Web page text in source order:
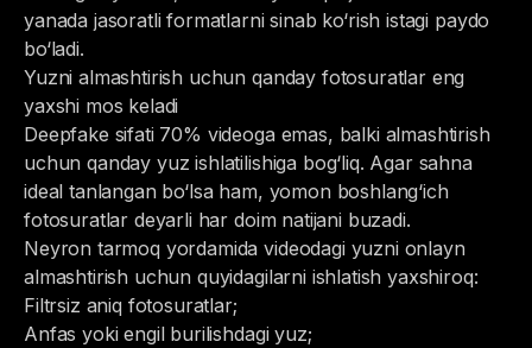
yanada jasoratli formatlarni sinab ko‘rish istagi paydo
bo‘ladi.
Yuzni almashtirish uchun qanday fotosuratlar eng
yaxshi mos keladi
Deepfake sifati 70% videoga emas, balki almashtirish
uchun qanday yuz ishlatilishiga bog‘liq. Agar sahna
ideal tanlangan bo‘lsa ham, yomon boshlang‘ich
fotosuratlar deyarli har doim natijani buzadi.
Neyron tarmoq yordamida videodagi yuzni onlayn
almashtirish uchun quyidagilarni ishlatish yaxshiroq:
Filtrsiz aniq fotosuratlar;
Anfas yoki engil burilishdagi yuz;